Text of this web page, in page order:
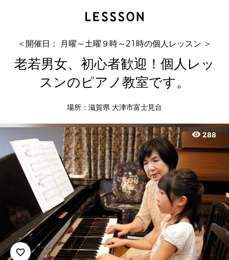
老若男女、初心者歓迎！個人レッスンのピアノ教
古矢ピアノ教室
＜開催日： 月曜～土曜９時～21時の個人レッスン ＞
老若男女、初心者歓迎！個人レッ
スンのピアノ教室です。
場所：滋賀県 大津市富士見台
visibility288
favorite_border